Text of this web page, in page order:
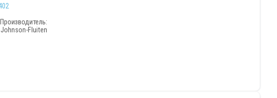
Производитель:
Johnson-Fluiten